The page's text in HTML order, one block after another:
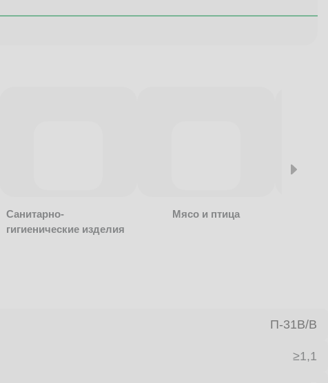
Санитарно-
гигиенические изделия
Мясо и птица
П-31В/B
≥1,1